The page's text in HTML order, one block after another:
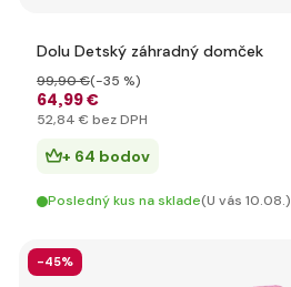
Dolu Detský záhradný domček
64,99 €
99,90 €(-35 %)
52,84 € bez DPH
+ 64 bodov
Posledný kus na sklade(U vás 10.08.)
-45%